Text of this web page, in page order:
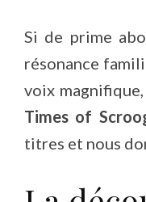
Si de prime
résonance
voix
Times of
titres et nous